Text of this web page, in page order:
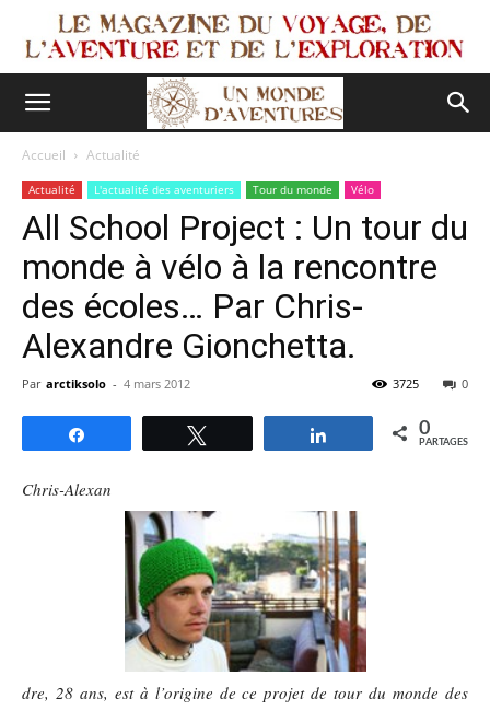
Accueil Actualité
Actualité L'actualité des aventuriers Tour du monde Vélo
All School Project : Un tour du
monde à vélo à la rencontre
des écoles… Par Chris-
Alexandre Gionchetta.
Par arctiksolo - 4 mars 2012 0
3725
Partagez 0
PARTAGES
Chris-Alexan
dre, 28 ans, est à l’origine de ce projet de tour du monde des